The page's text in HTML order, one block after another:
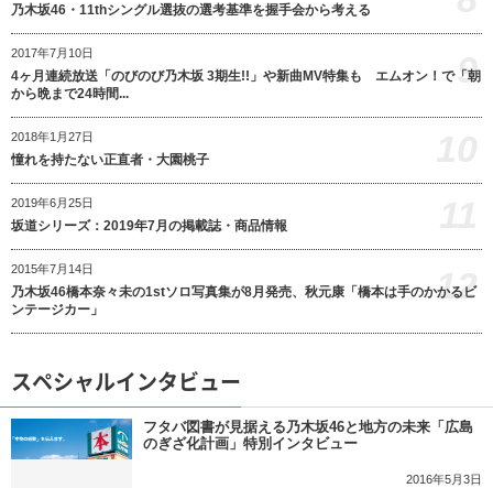
乃木坂46・11thシングル選抜の選考基準を握手会から考える
2017年7月10日
4ヶ月連続放送「のびのび乃木坂 3期生!!」や新曲MV特集も エムオン！で「朝
から晩まで24時間...
9
2018年1月27日
憧れを持たない正直者・大園桃子
2019年6月25日
坂道シリーズ：2019年7月の掲載誌・商品情報
2015年7月14日
乃木坂46橋本奈々未の1stソロ写真集が8月発売、秋元康「橋本は手のかかるビ
ンテージカー」
12
スペシャルインタビュー
フタバ図書が見据える乃木坂46と地方の未来「広島
のぎざ化計画」特別インタビュー
2016年5月3日